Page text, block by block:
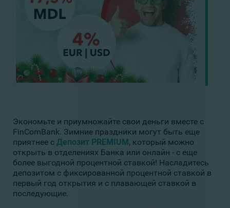
Экономьте и приумножайте свои деньги вместе с
FinComBank. Зимние праздники могут быть еще
приятнее с Депозит PREMIUM, который можно
открыть в отделениях Банка или онлайн - с еще
более выгодной процентной ставкой! Насладитесь
депозитом с фиксированной процентной ставкой в ​​
первый год открытия и с плавающей ставкой в
последующие.